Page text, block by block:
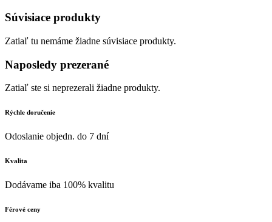
Súvisiace produkty
Zatiaľ tu nemáme žiadne súvisiace produkty.
Naposledy prezerané
Zatiaľ ste si neprezerali žiadne produkty.
Rýchle doručenie
Odoslanie objedn. do 7 dní
Kvalita
Dodávame iba 100% kvalitu
Férové ceny